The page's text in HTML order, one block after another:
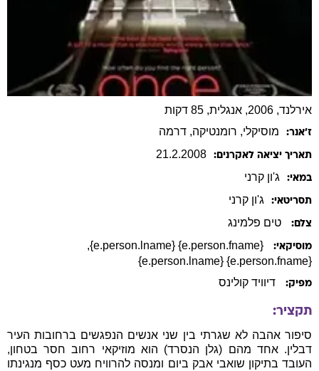
אירלנד, 2006, אנגלית, 85 דקות
ז׳אנר: מוסיקלי, רומנטיקה, דרמה
תאריך יציאה לאקרנים: 21.2.2008
במאי: ג'ון קרני
תסריטאי: ג'ון קרני
צלם: טים פלמינג
מוסיקאי: {e.person.fname} {e.person.lname}
,
{e.person.fname} {e.person.lname}
מפיק: דיוויד קולינס
תקציר:
סיפור אהבה לא שגרתי בין שני אנשים הנפגשים ברחובות העיר
דבלין. אחד מהם (גלן הנסרד) הוא מוזיקאי רחוב חסר בטחון,
העובד בתיקון שואבי אבק ביום ומנסה להרוויח מעט כסף מנגינתו